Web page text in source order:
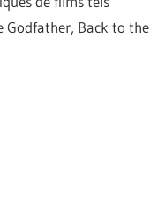
Godfather, Back to the